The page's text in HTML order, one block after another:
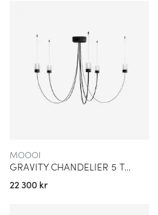
MOOOI
GRAVITY CHANDELIER 5 TAKLAMPA
22 300 kr